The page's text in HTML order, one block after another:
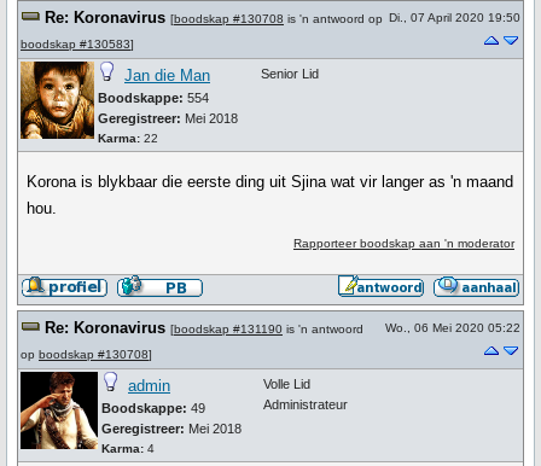
Re: Koronavirus [boodskap #130708 is 'n antwoord op
boodskap #130583]
Di., 07 April 2020 19:50
Jan die Man
Boodskappe: 554
Geregistreer: Mei 2018
Karma: 22
Senior Lid
Korona is blykbaar die eerste ding uit Sjina wat vir langer as 'n maand
hou.
Rapporteer boodskap aan 'n moderator
Re: Koronavirus [boodskap #131190 is 'n antwoord
op boodskap #130708]
Wo., 06 Mei 2020 05:22
admin
Boodskappe: 49
Geregistreer: Mei 2018
Karma: 4
Volle Lid
Administrateur